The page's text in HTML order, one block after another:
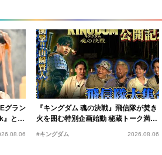
グラン
』と同
『キングダム 魂の決戦』飛信隊が焚き
火を囲む特別企画始動 秘蔵トーク満載
の“キングダムキャンプ”開催
#キングダム 2026.08.06